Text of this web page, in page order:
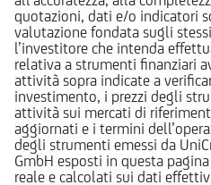
quotazioni, dati e/o indicatori
valutazione fondata sugli
l’investitore che intenda
relativa a strumenti finanziari
attività sopra indicate a
investimento, i prezzi degli
attività sui mercati di
aggiornati e i termini
degli strumenti emessi da
GmbH esposti in questa
reale e calcolati sui dati